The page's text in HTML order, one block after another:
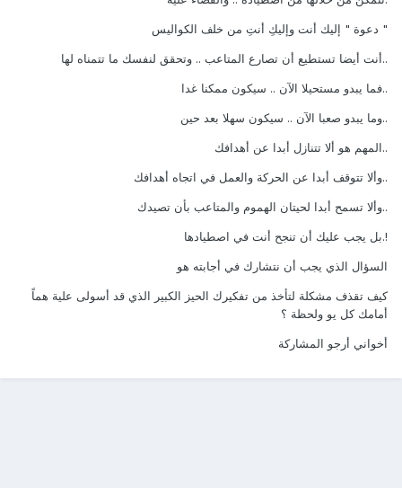
" دعوة " إليك أنت وإليكِ أنتِ من خلف الكواليس
..أنت أيضا تستطيع أن تصارع المتاعب .. وتحقق لنفسك ما تتمناه لها
..فما يبدو مستحيلا الآن .. سيكون ممكنا غدا
..وما يبدو صعبا الآن .. سيكون سهلا بعد حين
..المهم هو ألا تتنازل أبدا عن أهدافك
..وألا تتوقف أبدا عن الحركة والعمل في اتجاه أهدافك
..وألا تسمح أبدا لحيتان الهموم والمتاعب بأن تصيدك
!.بل يجب عليك أن تنجح أنت في اصطيادها
السؤال الذي يجب أن نتشارك في أجابته هو
كيف تقذف مشكلة لتأخذ من تفكيرك الحيز الكبير الذي قد أسولى علية هماً
أمامك كل يو ولحظة ؟
أخواني أرجو المشاركة